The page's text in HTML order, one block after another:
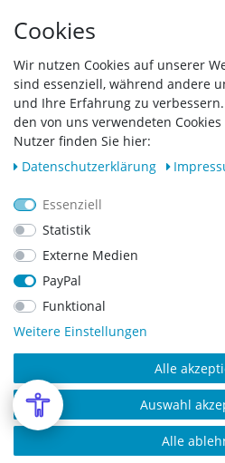
Widerrufsrecht
Vertrag widerrufen
Zahlungsarten
Copyright © 2023 SCHARF metall design
Cookies
Wir nutzen Cookies auf unserer
sind essenziell, während andere
und Ihre Erfahrung zu
den von uns verwendeten
Nutzer finden Sie hier:
Daten­schutz­erklärung
Essenziell
Statistik
Externe Medien
PayPal
Funktional
Weitere Einstellungen
Alle
Auswahl
Alle